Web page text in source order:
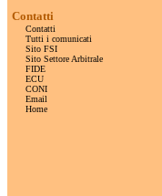
Contatti
Contatti
Tutti i comunicati
Sito FSI
Sito Settore Arbitrale
FIDE
ECU
CONI
Email
Home